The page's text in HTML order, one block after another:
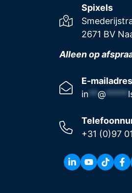
Spixels
2671 BV
Alleen op
E-mailadres
in**@*****
+31 (0)97